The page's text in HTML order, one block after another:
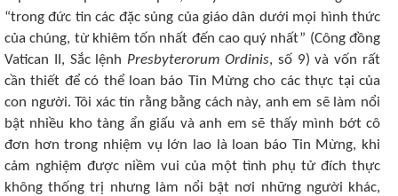
“trong đức tin các đặc sủng của giáo dân dưới mọi hình thức
của chúng, từ khiêm tốn nhất đến cao quý nhất” (Công đồng
Vatican II, Sắc lệnh Presbyterorum Ordinis, số 9) và vốn rất
cần thiết để có thể loan báo Tin Mừng cho các thực tại của
con người. Tôi xác tín rằng bằng cách này, anh em sẽ làm nổi
bật nhiều kho tàng ẩn giấu và anh em sẽ thấy mình bớt cô
đơn hơn trong nhiệm vụ lớn lao là loan báo Tin Mừng, khi
cảm nghiệm được niềm vui của một tình phụ tử đích thực
không thống trị nhưng làm nổi bật nơi những người khác,